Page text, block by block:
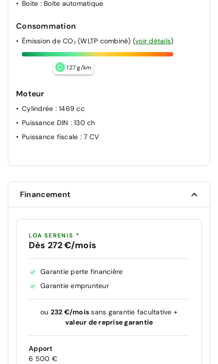
Boite : Boîte automatique
Consommation
Émission de CO₂ (WLTP combiné) (voir détails)
C 127 g/km
Moteur
Cylindrée : 1469 cc
Puissance DIN : 130 ch
Puissance fiscale : 7 CV
Financement
LOA SERENIS *
Dès 272 €/mois
Garantie perte financière
Garantie emprunteur
ou 232 €/mois sans garantie facultative +
valeur de reprise garantie
Apport
6 500 €